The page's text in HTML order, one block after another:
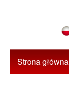
Strona główna